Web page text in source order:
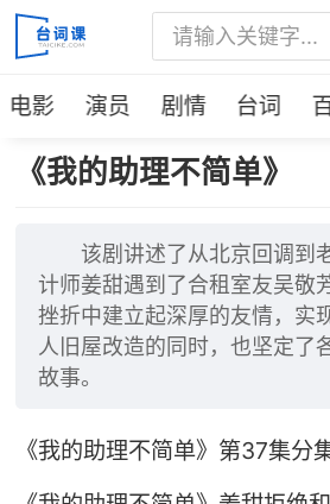
电影 演员 剧情 台词
《我的助理不简单》
该剧讲述了从北京回调到
计师姜甜遇到了合租室友吴敬
挫折中建立起深厚的友情，实
人旧屋改造的同时，也坚定了
故事。
《我的助理不简单》第37集分